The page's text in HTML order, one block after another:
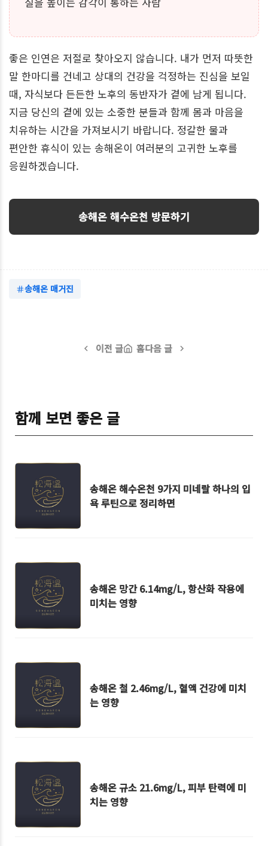
좋은 인연은 저절로 찾아오지 않습니다. 내가 먼저 따뜻한
말 한마디를 건네고 상대의 건강을 걱정하는 진심을 보일
때, 자식보다 든든한 노후의 동반자가 곁에 남게 됩니다.
지금 당신의 곁에 있는 소중한 분들과 함께 몸과 마음을
치유하는 시간을 가져보시기 바랍니다. 정갈한 물과
편안한 휴식이 있는 송해온이 여러분의 고귀한 노후를
응원하겠습니다.
송해온 해수온천 방문하기
송해온 매거진
이전 글 홈다음 글
함께 보면 좋은 글
송해온 해수온천 9가지 미네랄 하나의 입
욕 루틴으로 정리하면
송해온 망간 6.14mg/L, 항산화 작용에
미치는 영향
송해온 철 2.46mg/L, 혈액 건강에 미치
는 영향
송해온 규소 21.6mg/L, 피부 탄력에 미
치는 영향